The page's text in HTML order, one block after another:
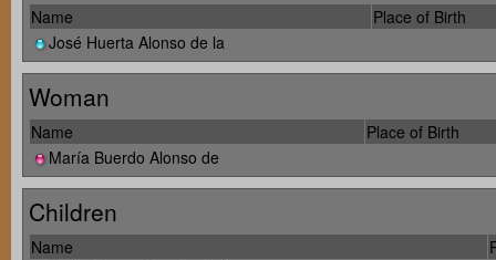
Name
Place of Birth
José Huerta Alonso de la
Woman
Name
Place of Birth
María Buerdo Alonso de
Children
Name